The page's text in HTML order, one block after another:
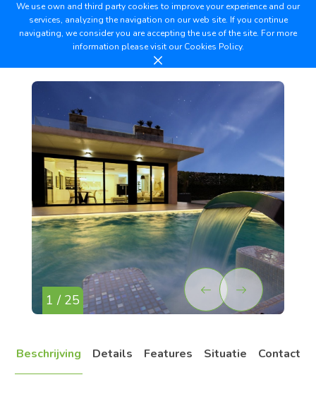
We use own and third party cookies to improve your experience and our
services, analyzing the navigation on our web site. If you continue
navigating, we consider you are accepting the use of the site. For more
information please visit ourCookies Policy.
1 / 25
Beschrijving Details Features Situatie Contact